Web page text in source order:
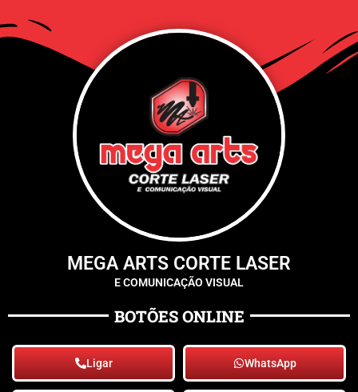
MEGA ARTS CORTE LASER
E COMUNICAÇÃO VISUAL
BOTÕES ONLINE
Ligar WhatsApp